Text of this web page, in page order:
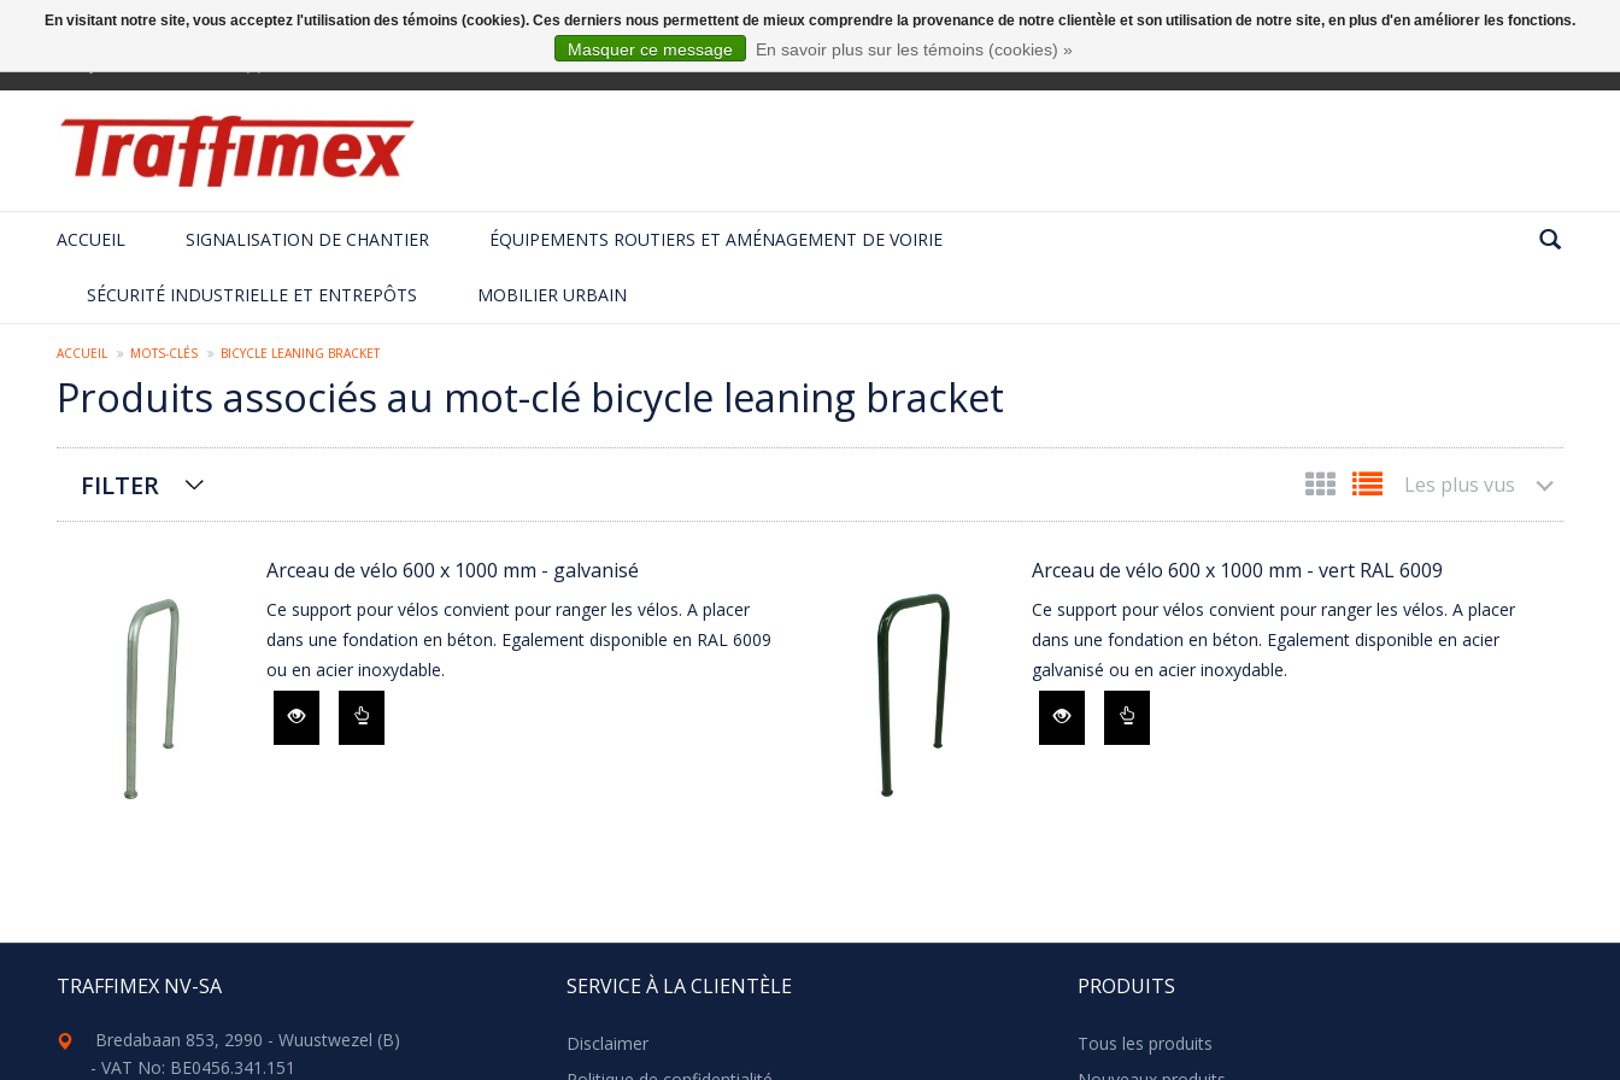
ACCUEIL SIGNALISATION DE CHANTIER ÉQUIPEMENTS ROUTIERS ET AMÉNAGEMENT DE VOIRIE
SÉCURITÉ INDUSTRIELLE ET ENTREPÔTS MOBILIER URBAIN
ACCUEIL MOTS-CLÉS BICYCLE LEANING BRACKET
Produits associés au mot-clé bicycle leaning bracket
FILTER Les plus vus
Arceau de vélo 600 x 1000 mm - galvanisé
Ce support pour vélos convient pour ranger les vélos. A placer
dans une fondation en béton. Egalement disponible en RAL 6009
ou en acier inoxydable.
Arceau de vélo 600 x 1000 mm - vert RAL 6009
Ce support pour vélos convient pour ranger les vélos. A placer
dans une fondation en béton. Egalement disponible en acier
galvanisé ou en acier inoxydable.
TRAFFIMEX NV-SA
Bredabaan 853, 2990 - Wuustwezel (B)
- VAT No: BE0456.341.151
SERVICE À LA CLIENTÈLE
Disclaimer
PRODUITS
Tous les produits
En visitant notre site, vous acceptez l'utilisation des témoins (cookies). Ces derniers nous permettent de mieux comprendre la provenance de notre clientèle et son utilisation de notre site, en plus d'en améliorer les fonctions.
Masquer ce message En savoir plus sur les témoins (cookies) »